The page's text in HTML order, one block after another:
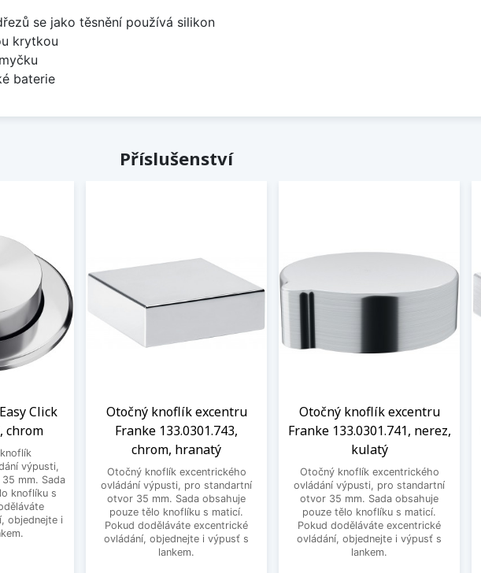
se jako těsnění používá silikon
krytkou
baterie
Příslušenství
Click
chrom
výpusti,
mm. Sada
knoflíku s
objednejte i
Otočný knoflík excentru
Franke 133.0301.743,
chrom, hranatý
Otočný knoflík excentrického
ovládání výpusti, pro standartní
otvor 35 mm. Sada obsahuje
pouze tělo knoflíku s maticí.
Pokud doděláváte excentrické
ovládání, objednejte i výpusť s
lankem.
Otočný knoflík excentru
Franke 133.0301.741, nerez,
kulatý
Otočný knoflík excentrického
ovládání výpusti, pro standartní
otvor 35 mm. Sada obsahuje
pouze tělo knoflíku s maticí.
Pokud doděláváte excentrické
ovládání, objednejte i výpusť s
lankem.